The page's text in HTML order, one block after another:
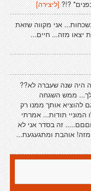
?!? [ליצירה]
אני מקווה שזאת
מזה... חיים...
היה שנה שעברה לא??
לך... ממש השגחה
להוציא אותך ממנו רק
המוניי תודות... אמרתי
זה בסדר אני לא
אוהבת ומתגעגעת...